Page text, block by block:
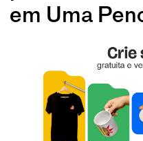
em Uma